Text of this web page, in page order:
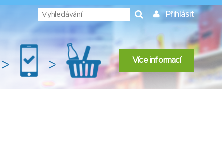
Přihlásit
> > Více informací